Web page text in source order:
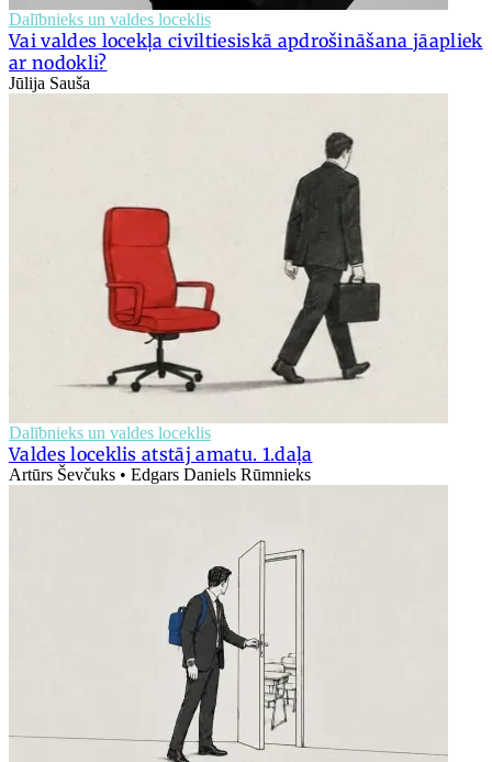
Dalībnieks un valdes loceklis
Vai valdes locekļa civiltiesiskā apdrošināšana jāapliek
ar nodokli?
Jūlija Sauša
Dalībnieks un valdes loceklis
Valdes loceklis atstāj amatu. 1.daļa
Artūrs Ševčuks • Edgars Daniels Rūmnieks